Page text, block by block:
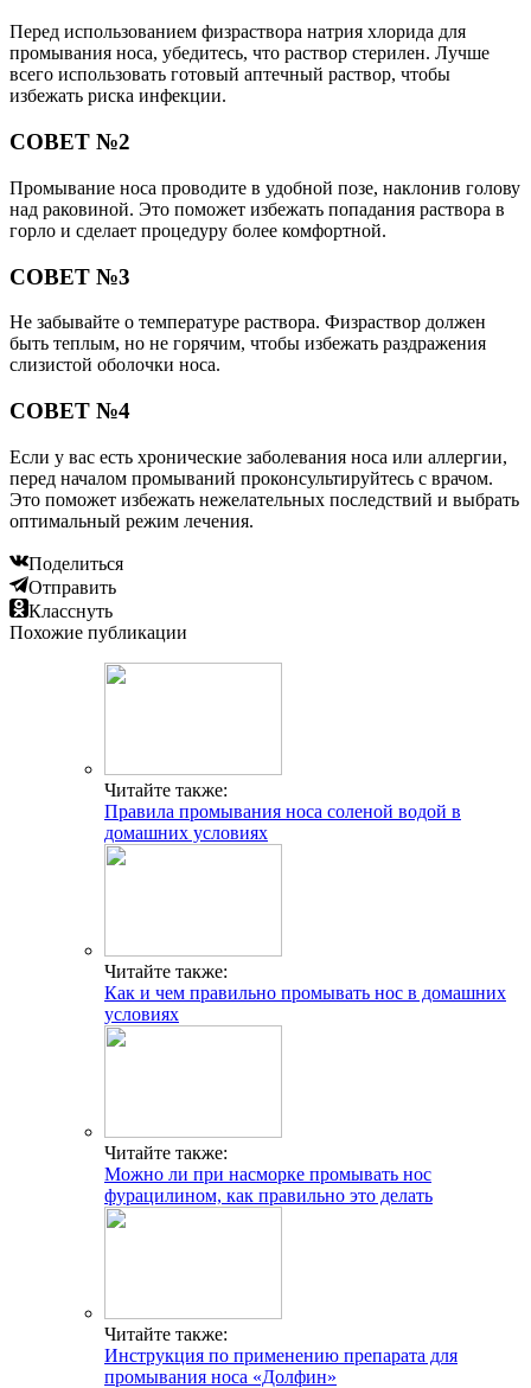
Перед использованием физраствора натрия хлорида для
промывания носа, убедитесь, что раствор стерилен. Лучше
всего использовать готовый аптечный раствор, чтобы
избежать риска инфекции.
СОВЕТ №2
Промывание носа проводите в удобной позе, наклонив голову
над раковиной. Это поможет избежать попадания раствора в
горло и сделает процедуру более комфортной.
СОВЕТ №3
Не забывайте о температуре раствора. Физраствор должен
быть теплым, но не горячим, чтобы избежать раздражения
слизистой оболочки носа.
СОВЕТ №4
Если у вас есть хронические заболевания носа или аллергии,
перед началом промываний проконсультируйтесь с врачом.
Это поможет избежать нежелательных последствий и выбрать
оптимальный режим лечения.
Поделиться
Отправить
Класснуть
Похожие публикации
Читайте также:
Правила промывания носа соленой водой в
домашних условиях
Читайте также:
Как и чем правильно промывать нос в домашних
условиях
Читайте также:
Можно ли при насморке промывать нос
фурацилином, как правильно это делать
Читайте также:
Инструкция по применению препарата для
промывания носа «Долфин»